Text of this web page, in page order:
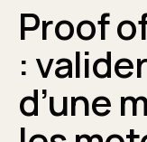
Proof
:
d’une